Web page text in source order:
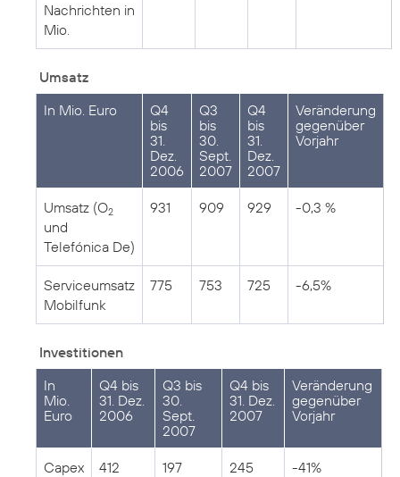
Nachrichten in
Mio.
Umsatz
In Mio. Euro
Q4
bis
31.
Dez.
2006
Q3
bis
30.
Sept.
2007
Q4
bis
31.
Dez.
2007
Veränderung
gegenüber
Vorjahr
Umsatz (O2
und
Telefónica De)
931 909 929 -0,3 %
Serviceumsatz
Mobilfunk
775 753 725 -6,5%
Investitionen
In
Mio.
Euro
Q4 bis
31. Dez.
2006
Q3 bis
30.
Sept.
2007
Q4 bis
31. Dez.
2007
Veränderung
gegenüber
Vorjahr
Capex 412 197 245 -41%